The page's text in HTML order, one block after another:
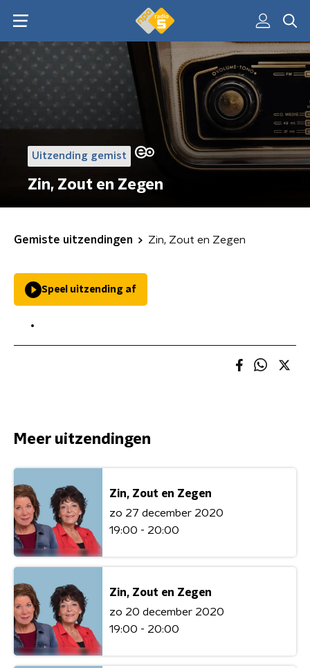
Uitzending gemist
Zin, Zout en Zegen
Gemiste uitzendingen Zin, Zout en Zegen
Speel uitzending af
Meer uitzendingen
Zin, Zout en Zegen
zo 27 december 2020
19:00 - 20:00
Zin, Zout en Zegen
zo 20 december 2020
19:00 - 20:00